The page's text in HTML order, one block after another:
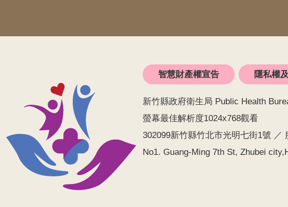
智慧財產權宣告 隱私權
新竹縣政府衛生局 Public Health
螢幕最佳解析度1024x768觀看
302099新竹縣竹北市光明七街1號 ／
No1. Guang-Ming 7th St, Zhubei